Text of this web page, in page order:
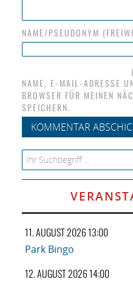
NAME/PSEUDONYM
NAME, E-MAIL-ADRESSE
BROWSER FÜR MEINEN
SPEICHERN.
Search for:
11. AUGUST 2026 13:00
Park Bingo
12. AUGUST 2026 14:00